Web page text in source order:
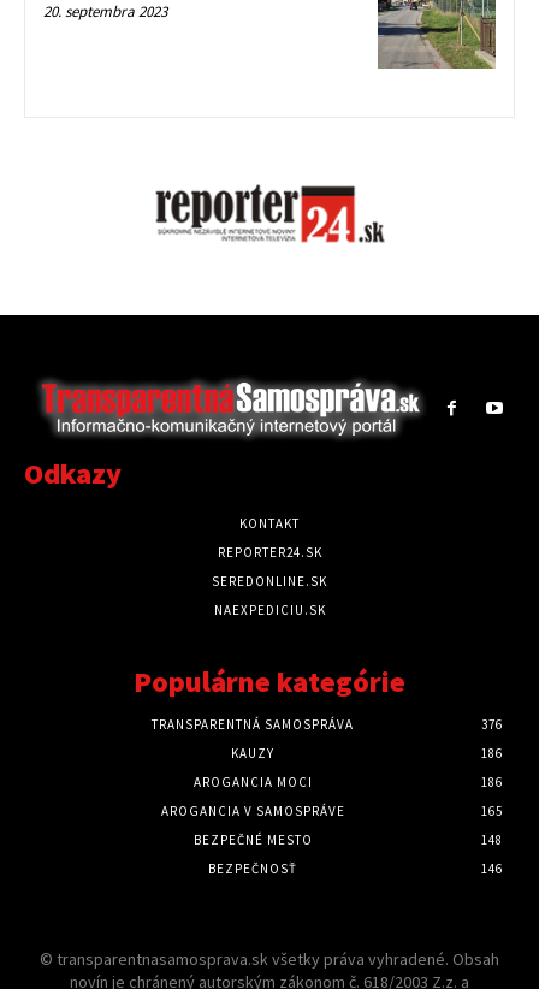
20. septembra 2023
Odkazy
KONTAKT
REPORTER24.SK
SEREDONLINE.SK
NAEXPEDICIU.SK
Populárne kategórie
TRANSPARENTNÁ SAMOSPRÁVA
376
KAUZY
186
AROGANCIA MOCI
186
AROGANCIA V SAMOSPRÁVE
165
BEZPEČNÉ MESTO
148
BEZPEČNOSŤ
146
© transparentnasamosprava.sk všetky práva vyhradené. Obsah
novín je chránený autorským zákonom č. 618/2003 Z.z. a